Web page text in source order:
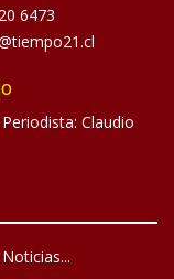
6473
Claudio